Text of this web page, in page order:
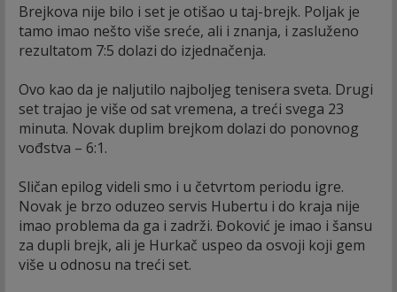
Brejkova nije bilo i set je otišao u taj-brejk. Poljak je
tamo imao nešto više sreće, ali i znanja, i zasluženo
rezultatom 7:5 dolazi do izjednačenja.
Ovo kao da je naljutilo najboljeg tenisera sveta. Drugi
set trajao je više od sat vremena, a treći svega 23
minuta. Novak duplim brejkom dolazi do ponovnog
vođstva – 6:1.
Sličan epilog videli smo i u četvrtom periodu igre.
Novak je brzo oduzeo servis Hubertu i do kraja nije
imao problema da ga i zadrži. Đoković je imao i šansu
za dupli brejk, ali je Hurkač uspeo da osvoji koji gem
više u odnosu na treći set.